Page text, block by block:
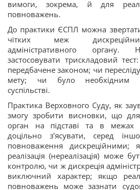
вимоги, зокрема, й для
повноважень.
До практики ЄСПЛ можна
чітких меж
адміністративного органу.
застосовувати трискладовий
передбачене законом; чи
мету; чи було необхідним
суспільстві.
Практика Верховного Суду, як
змогу зробити висновки, що
орган на підставі та в межах
доцільно з’ясувати, серед
повноваження
реалізація (нереалізація) може
контролю, чи ж дискреція
виключний характер; якщо
повноважень може зазнати